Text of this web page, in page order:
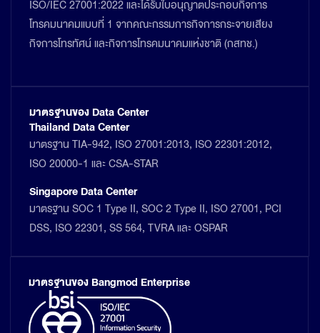
ISO/IEC 27001:2022 และได้รับใบอนุญาตประกอบกิจการ
โทรคมนาคมแบบที่ 1 จากคณะกรรมการกิจการกระจายเสียง
กิจการโทรทัศน์ และกิจการโทรคมนาคมแห่งชาติ (กสทช.)
มาตรฐานของ Data Center
Thailand Data Center
มาตรฐาน TIA-942, ISO 27001:2013, ISO 22301:2012,
ISO 20000-1 และ CSA-STAR
Singapore Data Center
มาตรฐาน SOC 1 Type II, SOC 2 Type II, ISO 27001, PCI
DSS, ISO 22301, SS 564, TVRA และ OSPAR
มาตรฐานของ Bangmod Enterprise